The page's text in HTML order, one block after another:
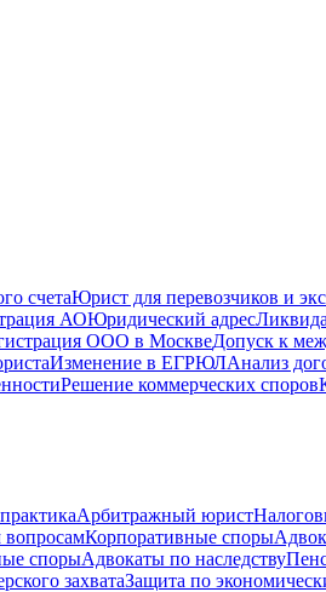
счетаЮрист для перевозчиков и
АОЮридический адрес
ООО в МосквеДопуск к
Изменение в ЕГРЮЛАнализ
Решение коммерческих споров
Арбитражный юрист
Корпоративные споры
спорыАдвокаты по наследству
захватаЗащита по